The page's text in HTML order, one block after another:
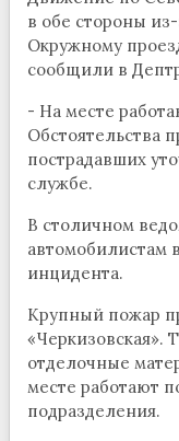
в обе стороны
Окружному
сообщили в
- На месте
Обстоятельства
пострадавших
службе.
В столичном
автомобилистам
инцидента.
Крупный пожар
«Черкизовская».
отделочные
месте работают
подразделения.